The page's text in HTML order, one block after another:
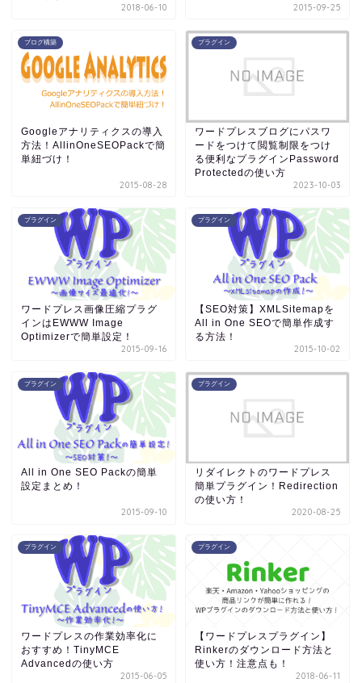
2018-06-10 2015-09-25
ブログ構築
Googleアナリティクスの導入
方法！AllinOneSEOPackで簡
単紐づけ！
2015-08-28
プラグイン
ワードプレスブログにパスワ
ードをつけて閲覧制限をつけ
る便利なプラグインPassword
Protectedの使い方
2023-10-03
プラグイン
ワードプレス画像圧縮プラグ
インはEWWW Image
Optimizerで簡単設定！
2015-09-16
プラグイン
【SEO対策】XMLSitemapを
All in One SEOで簡単作成す
る方法！
2015-10-02
プラグイン
All in One SEO Packの簡単
設定まとめ！
2015-09-10
プラグイン
リダイレクトのワードプレス
簡単プラグイン！Redirection
の使い方！
2020-08-25
プラグイン
ワードプレスの作業効率化に
おすすめ！TinyMCE
Advancedの使い方
2015-06-05
プラグイン
【ワードプレスプラグイン】
Rinkerのダウンロード方法と
使い方！注意点も！
2018-06-11